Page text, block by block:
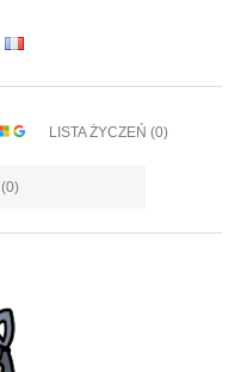
LISTA ŻYCZEŃ (0)
(0)